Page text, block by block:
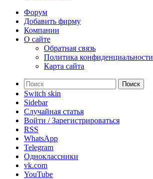
Форум
Добавить фирму
Компании
О сайте
Обратная связь
Политика конфиденциальности
Карта сайта
Поиск
Switch skin
Sidebar
Случайная статья
Войти / Зарегистрироваться
RSS
WhatsApp
Telegram
Одноклассники
vk.com
YouTube